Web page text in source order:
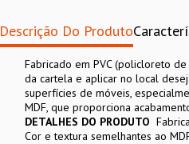
Descrição Do Produto
Fabricado em PVC (policloreto de
da cartela e aplicar no local
superfícies de móveis,
MDF, que proporciona
DETALHES DO PRODUTO
Cor e textura semelhantes ao